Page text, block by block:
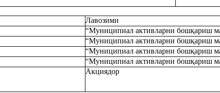
Лавозими
“Муниципиал активларни бошқариш
“Муниципиал активларни бошқариш
“Муниципиал активларни бошқариш
“Муниципиал активларни бошқариш
Акциядор